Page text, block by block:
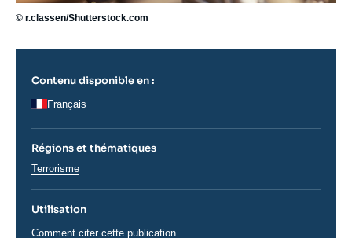
© r.classen/Shutterstock.com
Contenu disponible en :
Français
Régions et thématiques
Thématiques
Terrorisme
Utilisation
Comment citer cette publication